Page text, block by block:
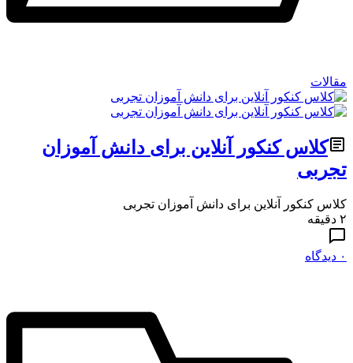
مقالات
کلاس کنکور آنلاین برای دانش آموزان
تجربی
کلاس کنکور آنلاین برای دانش آموزان تجربی
۲ دقیقه
۰ دیدگاه